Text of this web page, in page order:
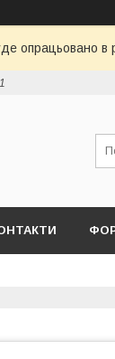
опрацьовано в